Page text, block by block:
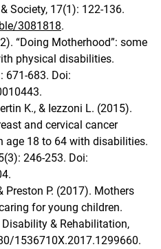
Society, 17(1): 122-136.
3081818.
“Doing Motherhood”: some
physical disabilities.
671-683. Doi:
K., & Iezzoni L. (2015).
and cervical cancer
age 18 to 64 with disabilities.
246-253. Doi:
Preston P. (2017). Mothers
for young children.
& Rehabilitation,
1536710X.2017.1299660.